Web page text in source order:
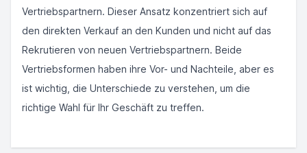
Vertriebspartnern. Dieser Ansatz konzentriert sich auf
den direkten Verkauf an den Kunden und nicht auf das
Rekrutieren von neuen Vertriebspartnern. Beide
Vertriebsformen haben ihre Vor- und Nachteile, aber es
ist wichtig, die Unterschiede zu verstehen, um die
richtige Wahl für Ihr Geschäft zu treffen.